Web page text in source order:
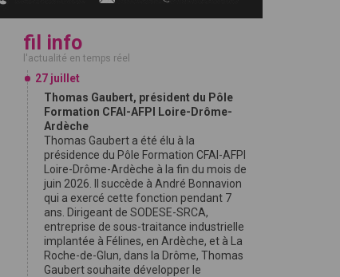
fil info
l'actualité en temps réel
27 juillet
Thomas Gaubert, président du Pôle
Formation CFAI-AFPI Loire-Drôme-
Ardèche
Thomas Gaubert a été élu à la
présidence du Pôle Formation CFAI-AFPI
Loire-Drôme-Ardèche à la fin du mois de
juin 2026. Il succède à André Bonnavion
qui a exercé cette fonction pendant 7
ans. Dirigeant de SODESE-SRCA,
entreprise de sous-traitance industrielle
implantée à Félines, en Ardèche, et à La
Roche-de-Glun, dans la Drôme, Thomas
Gaubert souhaite développer le